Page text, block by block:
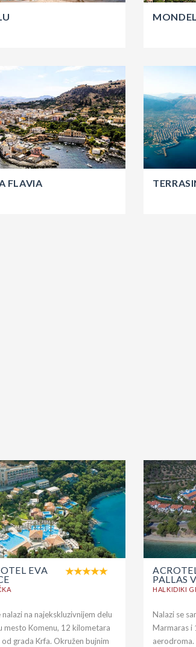
FLAVIA
EVA
na najekskluzivnijem delu
mesto Komenu, 12 kilometara
od grada Krfa. Okružen bujnim
PALLAS
HALKIDIKI
Nalazi se
Marmaras i
aerodroma.